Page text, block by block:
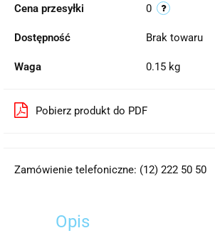
Cena przesyłki 0
Dostępność Brak towaru
Waga 0.15 kg
Pobierz produkt do PDF
Zamówienie telefoniczne: (12) 222 50 50
Opis